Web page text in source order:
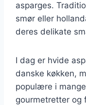
asparges.
smør eller
deres delikate
I dag er hvide
danske køkken,
populære i
gourmetretter og